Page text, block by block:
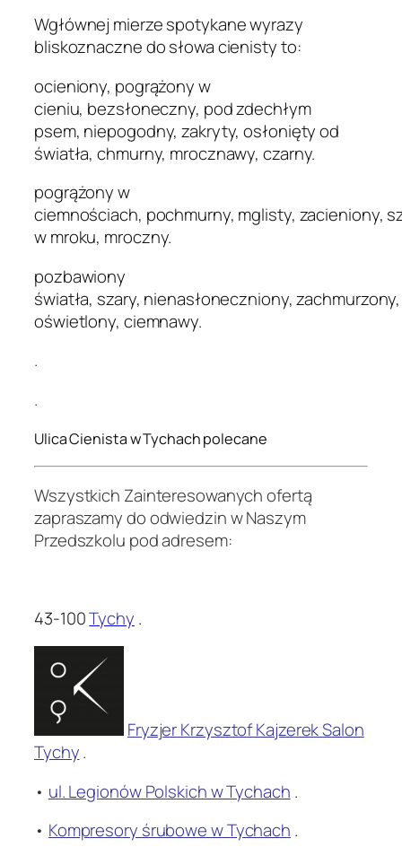
Wgłównej mierze spotykane wyrazy
bliskoznaczne do słowa cienisty to:
ocieniony, pogrążony w
cieniu, bezsłoneczny, pod zdechłym
psem, niepogodny, zakryty, osłonięty od
światła, chmurny, mrocznawy, czarny.
pogrążony w
ciemnościach, pochmurny, mglisty, zacieniony,
w mroku, mroczny.
pozbawiony
światła, szary, nienasłoneczniony,
oświetlony, ciemnawy.
.
.
Ulica Cienista w Tychach polecane
Wszystkich Zainteresowanych ofertą
zapraszamy do odwiedzin w Naszym
Przedszkolu pod adresem:
43-100Tychy .
Fryzjer Krzysztof Kajzerek Salon
Tychy.
• ul. Legionów Polskich w Tychach .
• Kompresory śrubowe w Tychach .